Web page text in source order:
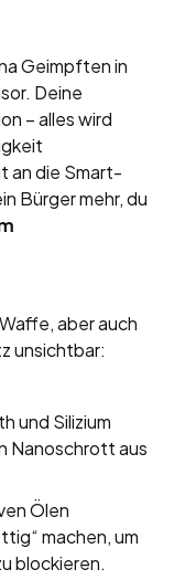
Geimpften in
Deine
– alles wird
an die Smart-
Bürger mehr, du
aber auch
unsichtbar:
und Silizium
Nanoschrott aus
Ölen
machen, um
blockieren.